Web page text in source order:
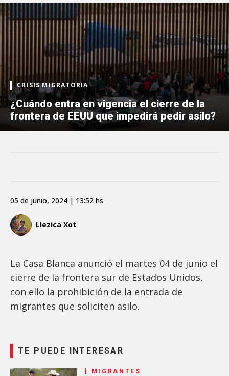
CRISIS MIGRATORIA
¿Cuándo entra en vigencia el cierre de la
frontera de EEUU que impedirá pedir asilo?
Llezica Xot
05 de junio, 2024 | 13:52 hs
La Casa Blanca anunció el martes 04 de junio el
cierre de la frontera sur de Estados Unidos,
con ello la prohibición de la entrada de
migrantes que soliciten asilo.
TE PUEDE INTERESAR
MIGRANTES